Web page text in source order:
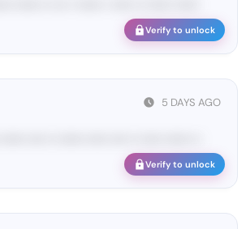
Verify to unlock
5 DAYS AGO
Verify to unlock